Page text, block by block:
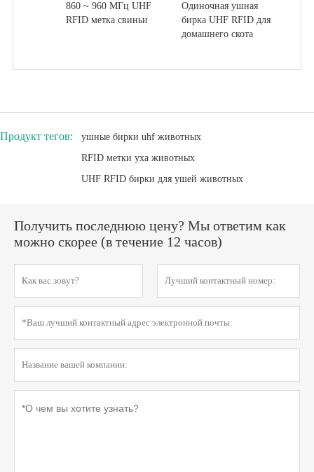
860 ~ 960 МГц UHF
RFID метка свиньи
Одиночная ушная
бирка UHF RFID для
домашнего скота
Продукт тегов:
ушные бирки uhf животных
RFID метки уха животных
UHF RFID бирки для ушей животных
Получить последнюю цену? Мы ответим как
можно скорее (в течение 12 часов)